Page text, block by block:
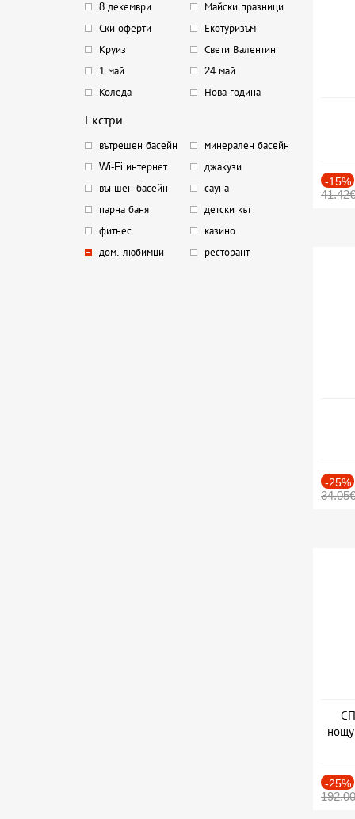
8 декември
Майски празници
Ски оферти
Екотуризъм
Круиз
Свети Валентин
1 май
24 май
Коледа
Нова година
Екстри
вътрешен басейн
минерален басейн
Wi-Fi интернет
джакузи
външен басейн
сауна
парна баня
детски кът
фитнес
казино
дом. любимци
ресторант
-15%
41.42€
-25%
34.05€
-25%